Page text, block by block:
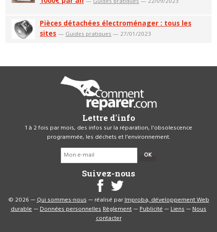
Pièces détachées électroménager : tous les
sites — Guides pratiques — 27/01/2023
Lettre d'info
1 à 2 fois par mois, des infos sur la réparation, l'obsolescence
programmée, les déchets et l'environnement.
OK
Suivez-nous
© 2026 —Qui sommes-nous— réalisé parImproba, développement Web
durable—Données personnellesRèglement—Publicité—Liens—Nous
contacter